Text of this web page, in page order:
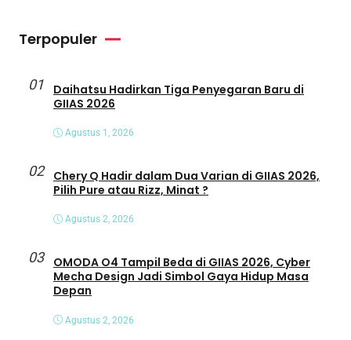
Terpopuler
01
Daihatsu Hadirkan Tiga Penyegaran Baru di
GIIAS 2026
Agustus 1, 2026
02
Chery Q Hadir dalam Dua Varian di GIIAS 2026,
Pilih Pure atau Rizz, Minat ?
Agustus 2, 2026
03
OMODA O4 Tampil Beda di GIIAS 2026, Cyber
Mecha Design Jadi Simbol Gaya Hidup Masa
Depan
Agustus 2, 2026